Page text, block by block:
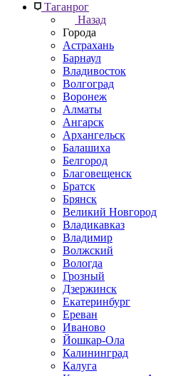
Таганрог
Назад
Города
Астрахань
Барнаул
Владивосток
Волгоград
Воронеж
Алматы
Ангарск
Архангельск
Балашиха
Белгород
Благовещенск
Братск
Брянск
Великий Новгород
Владикавказ
Владимир
Волжский
Вологда
Грозный
Дзержинск
Екатеринбург
Ереван
Иваново
Йошкар-Ола
Калининград
Калуга